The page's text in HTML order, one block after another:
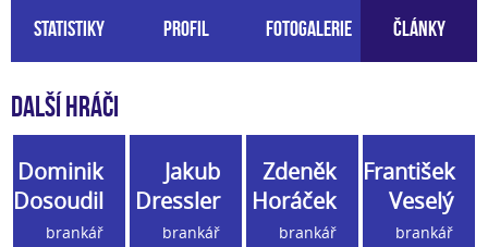
Statistiky Profil Fotogalerie Články
Další hráči
Dominik
Dosoudil
brankář
Jakub
Dressler
brankář
Zdeněk
Horáček
brankář
František
Veselý
brankář